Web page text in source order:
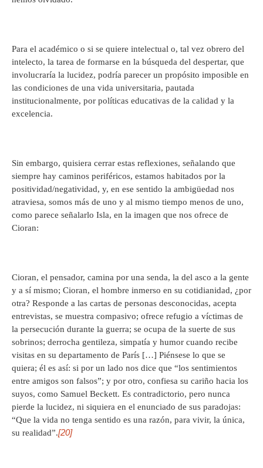
Para el académico o si se quiere intelectual o, tal vez obrero del
intelecto, la tarea de formarse en la búsqueda del despertar, que
involucraría la lucidez, podría parecer un propósito imposible en
las condiciones de una vida universitaria, pautada
institucionalmente, por políticas educativas de la calidad y la
excelencia.
Sin embargo, quisiera cerrar estas reflexiones, señalando que
siempre hay caminos periféricos, estamos habitados por la
positividad/negatividad, y, en ese sentido la ambigüedad nos
atraviesa, somos más de uno y al mismo tiempo menos de uno,
como parece señalarlo Isla, en la imagen que nos ofrece de
Cioran:
Cioran, el pensador, camina por una senda, la del asco a la gente
y a sí mismo; Cioran, el hombre inmerso en su cotidianidad, ¿por
otra? Responde a las cartas de personas desconocidas, acepta
entrevistas, se muestra compasivo; ofrece refugio a víctimas de
la persecución durante la guerra; se ocupa de la suerte de sus
sobrinos; derrocha gentileza, simpatía y humor cuando recibe
visitas en su departamento de París […] Piénsese lo que se
quiera; él es así: si por un lado nos dice que “los sentimientos
entre amigos son falsos”; y por otro, confiesa su cariño hacia los
suyos, como Samuel Beckett. Es contradictorio, pero nunca
pierde la lucidez, ni siquiera en el enunciado de sus paradojas:
“Que la vida no tenga sentido es una razón, para vivir, la única,
su realidad”.[20]